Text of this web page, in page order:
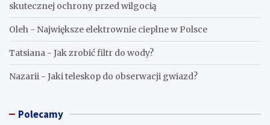
skutecznej ochrony przed wilgocią
Oleh - Największe elektrownie cieplne w Polsce
Tatsiana - Jak zrobić filtr do wody?
Nazarii - Jaki teleskop do obserwacji gwiazd?
Polecamy